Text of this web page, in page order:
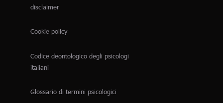
disclaimer
Cookie policy
Codice deontologico degli psicologi
italiani
Glossario di termini psicologici